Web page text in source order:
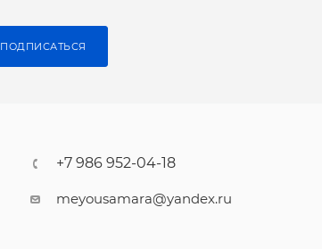
ПОДПИСАТЬСЯ
+7 986 952-04-18
meyousamara@yandex.ru